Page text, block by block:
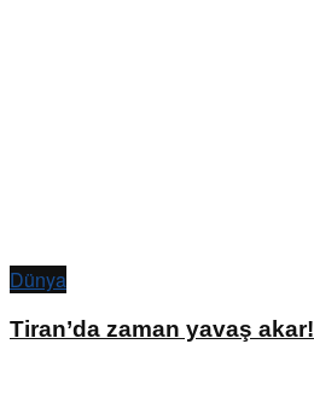
Dünya
Tiran’da zaman yavaş akar!